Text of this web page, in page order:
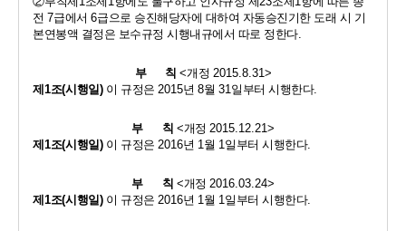
전 7급에서 6급으로 승진해당자에 대하여 자동승진기한 도래 시 기
본연봉액 결정은 보수규정 시행내규에서 따로 정한다.
부      칙 <개정 2015.8.31>
제 1조(시행일) 이 규정은 2015년 8월 31일부터 시행한다.
부      칙 <개정 2015.12.21>
제 1조(시행일) 이 규정은 2016년 1월 1일부터 시행한다.
부      칙 <개정 2016.03.24>
제 1조(시행일) 이 규정은 2016년 1월 1일부터 시행한다.